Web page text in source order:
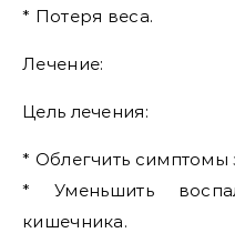
* Потеря веса.
Лечение:
Цель лечения:
* Облегчить симптомы
* Уменьшить
кишечника.